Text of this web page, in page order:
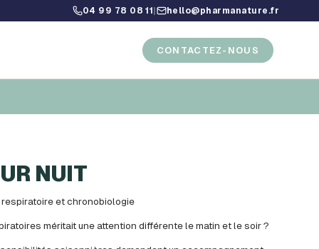
04 99 78 08 11 hello@pharmanature.fr
CONTACTEZ-NOUS
NUIT
respiratoire et chronobiologie
méritait une attention différente le matin et le soir ?